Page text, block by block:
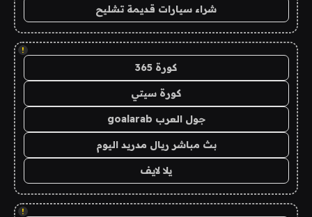
شراء سيارات قديمة تشليح
!
كورة 365
كورة سيتي
جول العرب goalarab
بث مباشر ريال مدريد اليوم
يلا لايف
!